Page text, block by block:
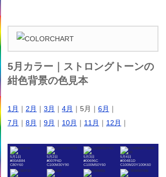
5月カラー｜ストロングトーンの
紺色背景の色見本
1月 ｜ 2月 ｜ 3月 ｜ 4月 ｜5月｜ 6月 ｜
7月 ｜ 8月 ｜ 9月 ｜ 10月 ｜ 11月 ｜ 12月 ｜
5月1日
#00AB84
C80Y60
5月2日
#007F4D
C100M30Y90
5月3日
#00696C
C100M50Y60
5月4日
#004B1D
C100M20Y100K60